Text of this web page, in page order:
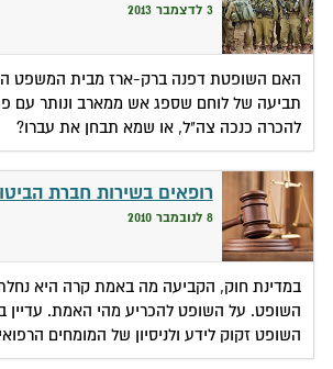
3 לדצמבר 2013
האם השופטת דפנה ברק-ארז מבית המשפט
תביעה של לוחם שספג אש ממארב ונותר עם
להכרה כנכה צה"ל, או שמא תבחן את עברו?
רופאים בשירות חברת
8 לנובמבר 2010
במדינת חוק, הקביעה מה באמת קרה היא
השופט. על השופט להכריע מהי האמת. עדיין
השופט זקוק לידע ולניסיון של המומחים